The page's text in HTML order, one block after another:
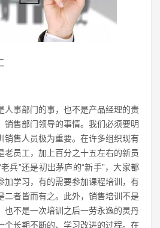
人事部门的事，也不是产品经理的责
销售部门领导的事情。我们必须要明
销售人员极为重要。在许多组织现有
老员工，加上百分之十五左右的新员
兵”还是初出茅庐的“新手”，大家都
加学习，有的需要参加课程培训，有
二者皆而有之。此外，销售培训不是
也不是一次培训之后一劳永逸的灵丹
个长期不断的、学习改进的过程。在